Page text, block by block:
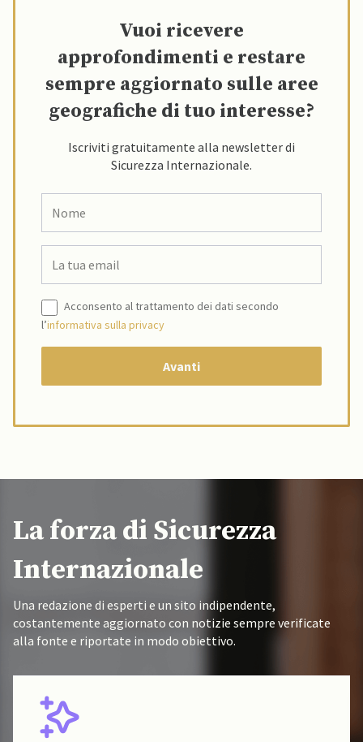
Vuoi ricevere
approfondimenti e restare
sempre aggiornato sulle aree
geografiche di tuo interesse?
Iscriviti gratuitamente alla newsletter di
Sicurezza Internazionale.
Acconsento al trattamento dei dati secondo
l’informativa sulla privacy
La forza di Sicurezza
Internazionale
Una redazione di esperti e un sito indipendente,
costantemente aggiornato con notizie sempre verificate
alla fonte e riportate in modo obiettivo.